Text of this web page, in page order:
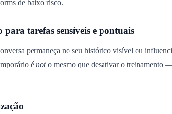
de baixo risco.
tarefas sensíveis e pontuais
permaneça no seu histórico visível ou
é noto mesmo que desativar o treinamento